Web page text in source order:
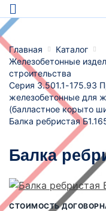
Главная
Каталог
Железобетонные
строительства
Серия 3.501.1-175.93
железобетонные для
(балластное корыто
Балка ребристая
Балка
СТОИМОСТЬ